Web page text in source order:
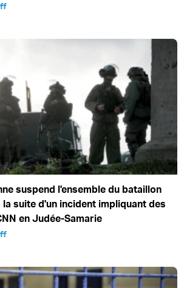
suspend l'ensemble du bataillon
la suite d'un incident impliquant des
en Judée-Samarie